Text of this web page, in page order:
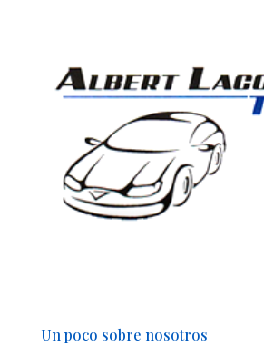
Un poco sobre nosotros